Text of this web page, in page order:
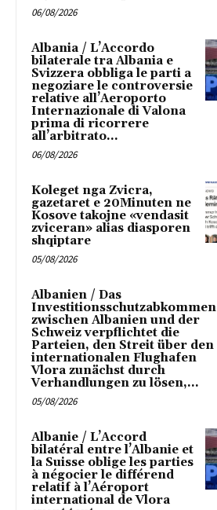
06/08/2026
Albania / L’Accordo
bilaterale tra Albania e
Svizzera obbliga le parti a
negoziare le controversie
relative all’Aeroporto
Internazionale di Valona
prima di ricorrere
all’arbitrato...
06/08/2026
Koleget nga Zvicra,
gazetaret e 20Minuten ne
Kosove takojne «vendasit
zviceran» alias diasporen
shqiptare
05/08/2026
Albanien / Das
Investitionsschutzabkommen
zwischen Albanien und der
Schweiz verpflichtet die
Parteien, den Streit über den
internationalen Flughafen
Vlora zunächst durch
Verhandlungen zu lösen,...
05/08/2026
Albanie / L’Accord
bilatéral entre l’Albanie et
la Suisse oblige les parties
à négocier le différend
relatif à l’Aéroport
international de Vlora